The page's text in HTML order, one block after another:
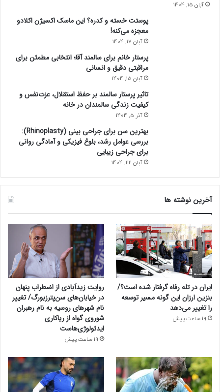
آبان 15, 1404
پوستت خسته و کدره؟ این ماسک اکسیژن اکلادو
معجزه می‌کنه!
آبان 17, 1404
پرستار خانم برای سالمند آقا؛ انتخابی مطمئن برای
مراقبتی دقیق و انسانی
آبان 15, 1404
تاثیر پرستار سالمند بر حفظ استقلال، عزت‌نفس و
کیفیت زندگی سالمندان در خانه
آذر 5, 1404
بهترین سن برای جراحی بینی (Rhinoplasty):
بررسی عوامل رشد، بلوغ فیزیکی و آمادگی روانی
برای جراحی زیبایی
آبان 22, 1404
آخرین نوشته ها
ایران در تله رفاه گرفتار شده است؟/
بنزین ارزان این گونه مسیر توسعه
را تغییر می‌دهد
19 ساعت پیش
روایت زیدآبادی از اضطراب پنهان
در خیابان‌های سن‌پترزبورگ/ تغییر
نام شهرهای روسیه به نام رهبران
شوروی گواه از ریاکاری
ایدئولوژی‌هاست
19 ساعت پیش